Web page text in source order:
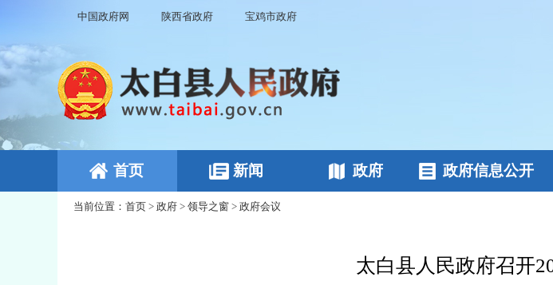
中国政府网 陕西省政府 宝鸡市政府
首页 新闻 政府 政府信息公开
当前位置： 首页 > 政府 > 领导之窗 > 政府会议
太白县人民政府召开